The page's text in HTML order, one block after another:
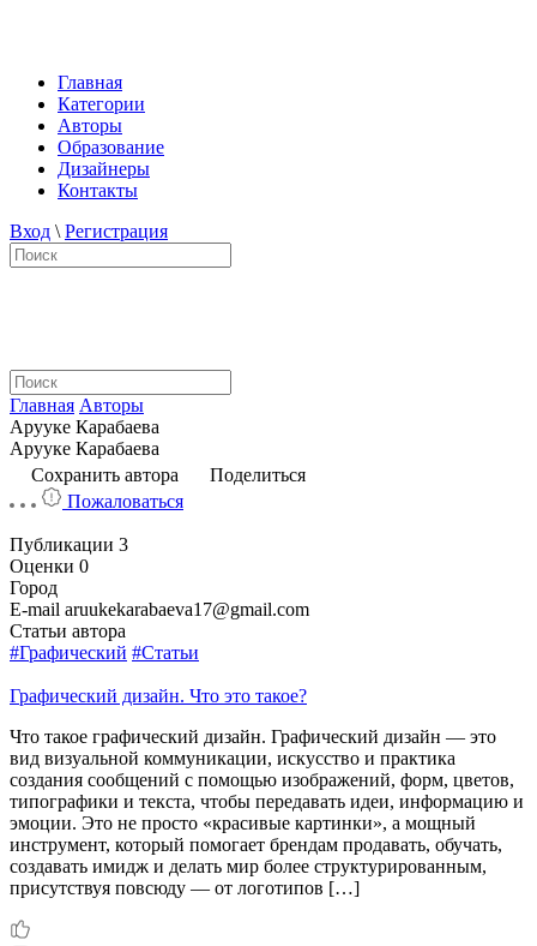
Главная
Категории
Авторы
Образование
Дизайнеры
Контакты
Вход \ Регистрация
Главная Авторы
Арууке Карабаева
Арууке Карабаева
Сохранить автора
Поделиться
Пожаловаться
Публикации 3
Оценки 0
Город
E-mail aruukekarabaeva17@gmail.com
Статьи автора
#Графический #Статьи
Графический дизайн. Что это такое?
Что такое графический дизайн. Графический дизайн — это
вид визуальной коммуникации, искусство и практика
создания сообщений с помощью изображений, форм, цветов,
типографики и текста, чтобы передавать идеи, информацию и
эмоции. Это не просто «красивые картинки», а мощный
инструмент, который помогает брендам продавать, обучать,
создавать имидж и делать мир более структурированным,
присутствуя повсюду — от логотипов […]